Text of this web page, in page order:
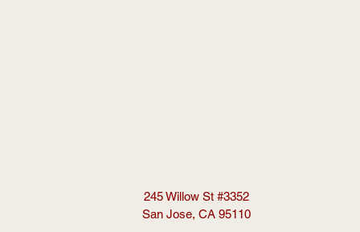
245 Willow St #3352
San Jose, CA 95110